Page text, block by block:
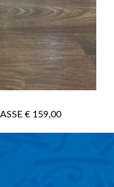
€ 159,00